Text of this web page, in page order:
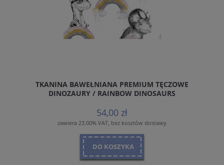
TKANINA BAWEŁNIANA PREMIUM TĘCZOWE
DINOZAURY / RAINBOW DINOSAURS
54,00 zł
zawiera 23.00% VAT, bez kosztów dostawy
DO KOSZYKA